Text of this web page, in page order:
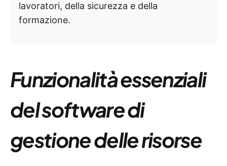
lavoratori, della sicurezza e della
formazione.
Funzionalità essenziali
del software di
gestione delle risorse